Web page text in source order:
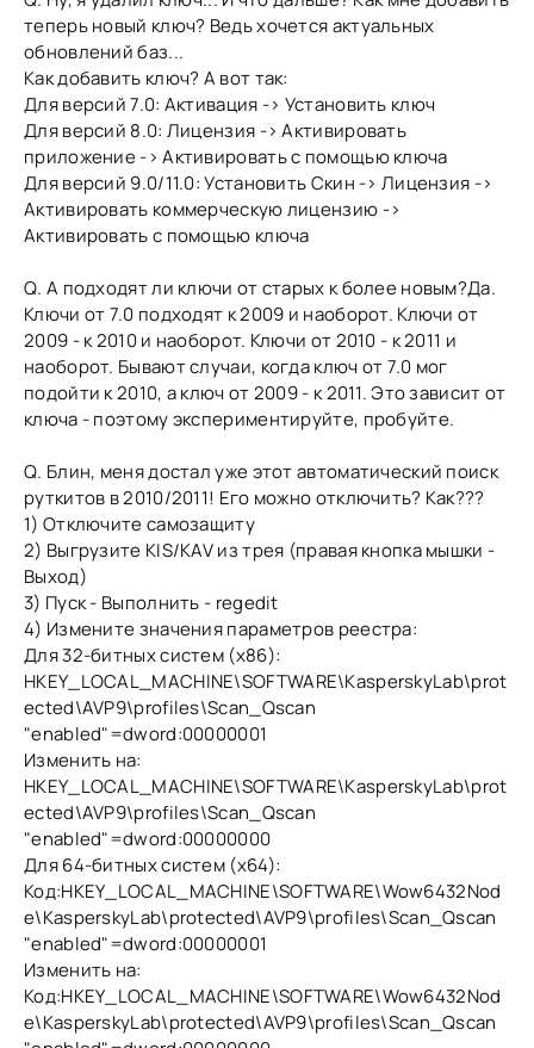
теперь новый ключ? Ведь хочется актуальных
обновлений баз...
Как добавить ключ? А вот так:
Для версий 7.0: Активация -> Установить ключ
Для версий 8.0: Лицензия -> Активировать
приложение -> Активировать с помощью ключа
Для версий 9.0/11.0: Установить Скин -> Лицензия ->
Активировать коммерческую лицензию ->
Активировать с помощью ключа
Q. А подходят ли ключи от старых к более новым?Да.
Ключи от 7.0 подходят к 2009 и наоборот. Ключи от
2009 - к 2010 и наоборот. Ключи от 2010 - к 2011 и
наоборот. Бывают случаи, когда ключ от 7.0 мог
подойти к 2010, а ключ от 2009 - к 2011. Это зависит от
ключа - поэтому экспериментируйте, пробуйте.
Q. Блин, меня достал уже этот автоматический поиск
руткитов в 2010/2011! Его можно отключить? Как???
1) Отключите самозащиту
2) Выгрузите KIS/KAV из трея (правая кнопка мышки -
Выход)
3) Пуск - Выполнить - regedit
4) Измените значения параметров реестра:
Для 32-битных систем (х86):
HKEY_LOCAL_MACHINE\SOFTWARE\KasperskyLab\prot
ected\AVP9\profiles\Scan_Qscan
"enabled"=dword:00000001
Изменить на:
HKEY_LOCAL_MACHINE\SOFTWARE\KasperskyLab\prot
ected\AVP9\profiles\Scan_Qscan
"enabled"=dword:00000000
Для 64-битных систем (х64):
Код:HKEY_LOCAL_MACHINE\SOFTWARE\Wow6432Nod
e\KasperskyLab\protected\AVP9\profiles\Scan_Qscan
"enabled"=dword:00000001
Изменить на:
Код:HKEY_LOCAL_MACHINE\SOFTWARE\Wow6432Nod
e\KasperskyLab\protected\AVP9\profiles\Scan_Qscan